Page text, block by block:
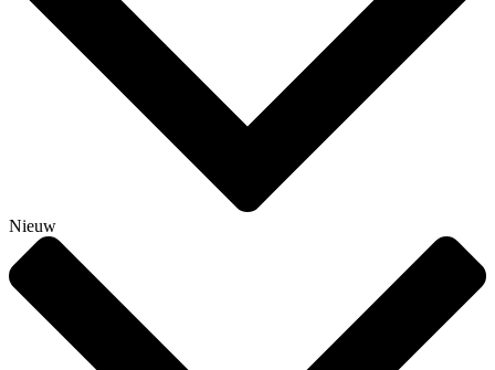
Nieuw